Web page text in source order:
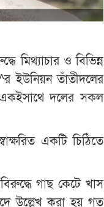
মিথ্যাচার ও বিভিন্ন
ইউনিয়ন তাঁতীদলের
একইসাথে দলের সকল
একটি চিঠিতে
গাছ কেটে খাস
উল্লেখ করা হয় গত